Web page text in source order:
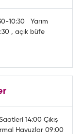
10:30 Yarım
, açık büfe
14:00 Çıkış
Havuzlar 09:00